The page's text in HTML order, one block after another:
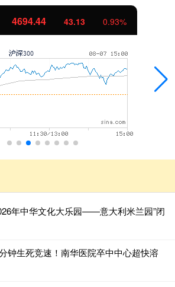
1134.24 11.37 1.01%
年中华文化大乐园——意大利米兰园”闭
钟生死竞速！南华医院卒中中心超快溶